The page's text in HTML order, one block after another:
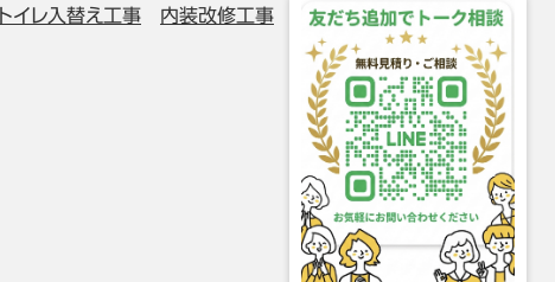
トイレ入替え工事 内装改修工事